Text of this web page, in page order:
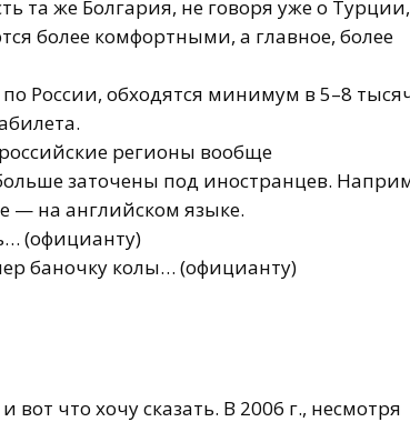
та же Болгария, не говоря уже о Турции,
более комфортными, а главное, более
России, обходятся минимум в 5–8
регионы вообще
заточены под иностранцев.
— на английском языке.
… (официанту)
баночку колы… (официанту)
что хочу сказать. В 2006 г., несмотря